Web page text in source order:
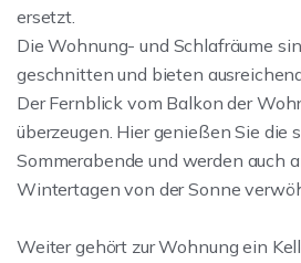
ersetzt.
Die Wohnung- und Schlafräume
geschnitten und bieten
Der Fernblick vom Balkon der
überzeugen. Hier genießen Sie die
Sommerabende und werden auch
Wintertagen von der Sonne
Weiter gehört zur Wohnung ein